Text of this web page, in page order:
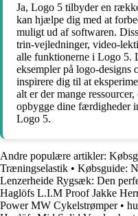
Ja, Logo 5 tilbyder en
kan hjælpe dig med at
muligt ud af softwaren.
trin-vejledninger, video-
alle funktionerne i Logo 5.
eksempler på logo-designs
inspirere dig til at
alt er der mange
opbygge dine færdigheder
Logo 5.
Andre populære artikler:
Træningselastik • Købsguide:
Lenzerheide Rygsæk: Den
Haglöfs L.I.M Proof Jakke
Power MW Cykelstrømper•